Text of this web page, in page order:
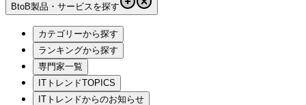
BtoB製品・サービスを探す
カテゴリーから探す
ランキングから探す
専門家一覧
ITトレンドTOPICS
ITトレンドからのお知らせ